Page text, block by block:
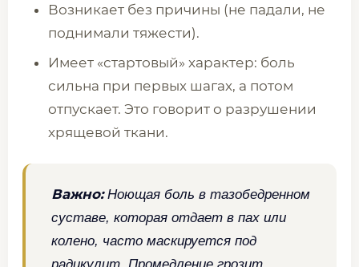
Возникает без причины (не падали, не
поднимали тяжести).
Имеет «стартовый» характер: боль
сильна при первых шагах, а потом
отпускает. Это говорит о разрушении
хрящевой ткани.
Важно:Ноющая боль в тазобедренном
суставе, которая отдает в пах или
колено, часто маскируется под